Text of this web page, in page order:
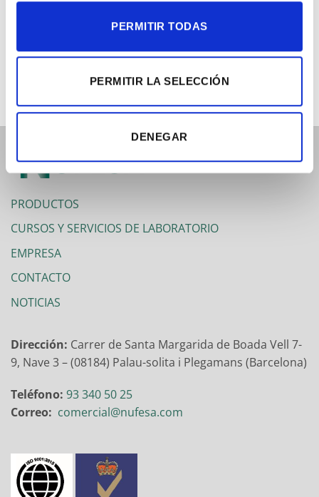
PERMITIR TODAS
PERMITIR LA SELECCIÓN
DENEGAR
CHIPBONDER 3609 LOCTITE
ADHESIÓN
ABLESTIK 57C LOCTITE
PRODUCTOS
CURSOS Y SERVICIOS DE LABORATORIO
EMPRESA
CONTACTO
NOTICIAS
Dirección: Carrer de Santa Margarida de Boada Vell 7-
9, Nave 3 – (08184) Palau-solita i Plegamans (Barcelona)
Teléfono: 93 340 50 25
Correo: comercial@nufesa.com